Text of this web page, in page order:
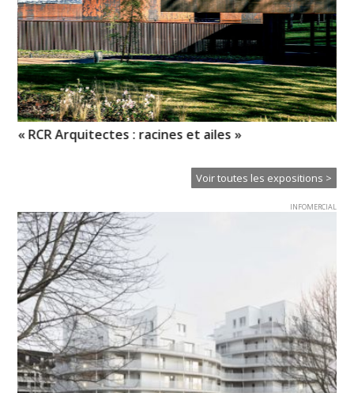
« RCR Arquitectes : racines et ailes »
Voir toutes les expositions >
INFOMERCIAL